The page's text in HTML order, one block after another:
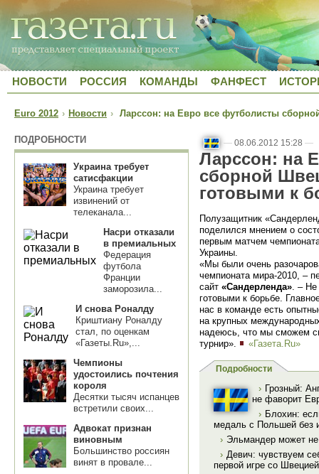
НОВОСТИ РОССИЯ КОМАНДЫ ФАНФЕСТ
Euro 2012 › Новости › Ларссон: на Евро все футболисты
ПОДРОБНОСТИ
Украина требует
сатисфакции
Украина требует
извинений от
телеканала...
Насри отказали
в премиальных
Федерация
футбола
Франции
заморозила...
И снова Роналду
Криштиану Роналду
стал, по оценкам
«Газеты.Ru»,...
Чемпионы
удостоились почтения
короля
Десятки тысяч испанцев
встретили своих...
Адвокат признан
виновным
Большинство россиян
винят в провале...
— 08.06.2012 15:28 —
Ларссон: на
сборной
готовыми к
Полузащитник
поделился мнением о
первым матчем
Украины.
«Мы были очень
чемпионата мира-2010, –
сайт «Сандерленда» . –
готовыми к борьбе.
нас в команде есть
на крупных
надеюсь, что мы сможем
турнир».
«Газета.Ru»
Подробности
› Грозный:
не фаворит
› Блохин:
медаль с Польшей без
› Эльмандер может не
› Девич: чувствуем
первой игре со Швецией